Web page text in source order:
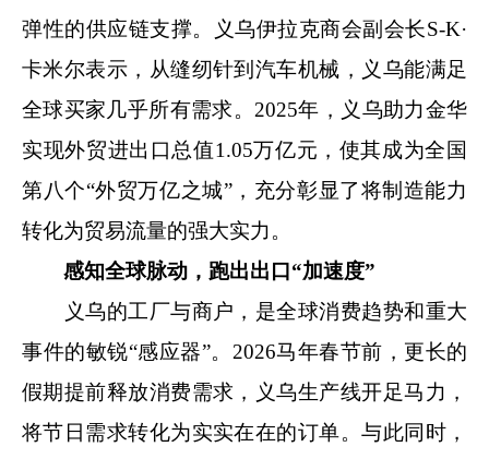
弹性的供应链支撑。义乌伊拉克商会副会长S-K·
卡米尔表示，从缝纫针到汽车机械，义乌能满足
全球买家几乎所有需求。2025年，义乌助力金华
实现外贸进出口总值1.05万亿元，使其成为全国
第八个“外贸万亿之城”，充分彰显了将制造能力
转化为贸易流量的强大实力。
感知全球脉动，跑出出口“加速度”
义乌的工厂与商户，是全球消费趋势和重大
事件的敏锐“感应器”。2026马年春节前，更长的
假期提前释放消费需求，义乌生产线开足马力，
将节日需求转化为实实在在的订单。与此同时，